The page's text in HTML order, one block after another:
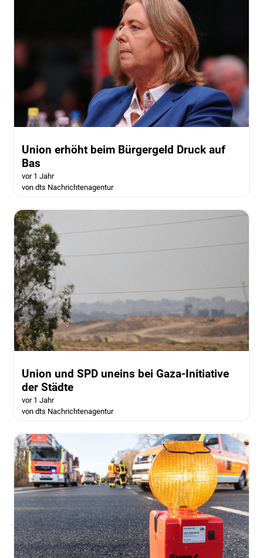
Union erhöht beim Bürgergeld Druck auf
Bas
vor 1 Jahr
von dts Nachrichtenagentur
Union und SPD uneins bei Gaza-Initiative
der Städte
vor 1 Jahr
von dts Nachrichtenagentur